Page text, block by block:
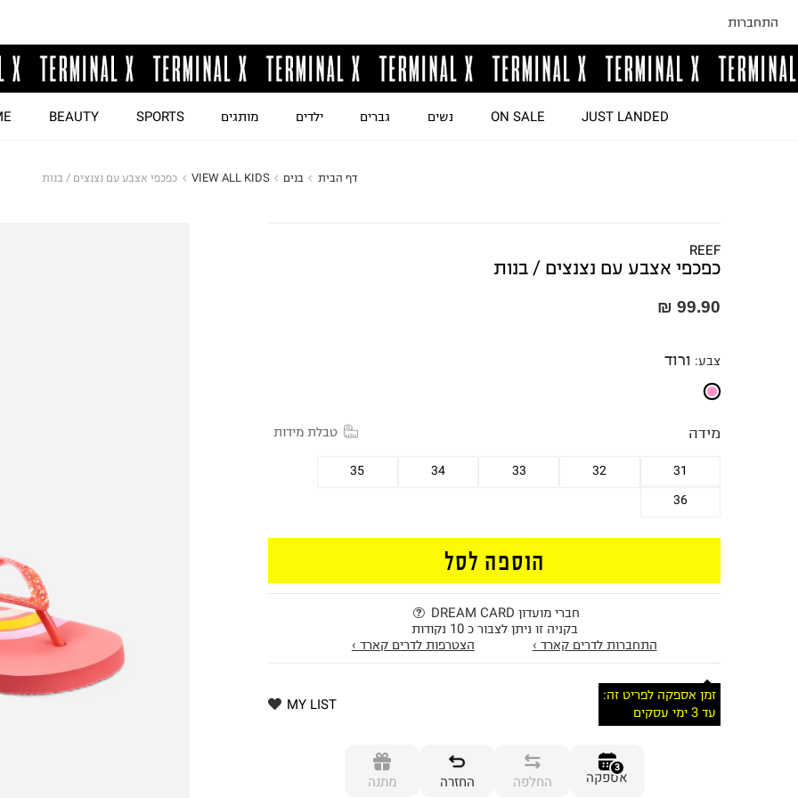
התחברות
JUST LANDED
ON SALE נשים גברים ילדים מותגים SPORTS
BEAUTY
דף הבית בנים VIEW ALL KIDS כפכפי אצבע עם נצנצים / בנות
REEF
כפכפי אצבע עם נצנצים / בנות
99.90 ₪
צבע: ורוד
מידה טבלת מידות
31
32
33
34
35
36
הוספה לסל
חברי מועדון DREAM CARD
בקניה זו ניתן לצבור כ 10 נקודות
התחברות לדרים קארד ›
הצטרפות לדרים קארד ›
זמן אספקה לפריט זה:
עד 3 ימי עסקים
MY LIST
3
אספקה החלפה החזרה מתנה